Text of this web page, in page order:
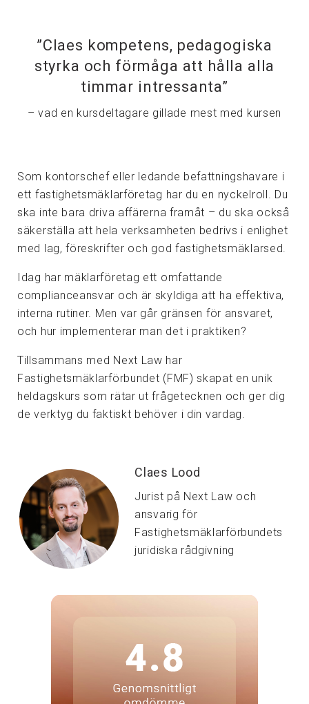
”Claes kompetens, pedagogiska
styrka och förmåga att hålla alla
timmar intressanta”
– vad en kursdeltagare gillade mest med kursen
Som kontorschef eller ledande befattningshavare i
ett fastighetsmäklarföretag har du en nyckelroll. Du
ska inte bara driva affärerna framåt – du ska också
säkerställa att hela verksamheten bedrivs i enlighet
med lag, föreskrifter och god fastighetsmäklarsed.
Idag har mäklarföretag ett omfattande
complianceansvar och är skyldiga att ha effektiva,
interna rutiner. Men var går gränsen för ansvaret,
och hur implementerar man det i praktiken?
Tillsammans med Next Law har
Fastighetsmäklarförbundet (FMF) skapat en unik
heldagskurs som rätar ut frågetecknen och ger dig
de verktyg du faktiskt behöver i din vardag.
Claes Lood
Jurist på Next Law och
ansvarig för
Fastighetsmäklarförbundets
juridiska rådgivning